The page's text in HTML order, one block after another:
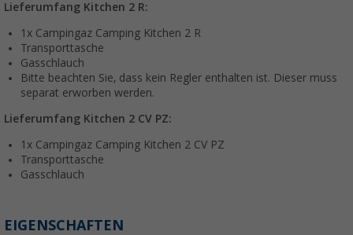
Lieferumfang Kitchen 2 R:
1x Campingaz Camping Kitchen 2 R
Transporttasche
Gasschlauch
Bitte beachten Sie, dass kein Regler enthalten ist. Dieser muss
separat erworben werden.
Lieferumfang Kitchen 2 CV PZ:
1x Campingaz Camping Kitchen 2 CV PZ
Transporttasche
Gasschlauch
EIGENSCHAFTEN